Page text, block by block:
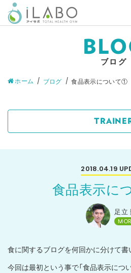
ブログ
ホーム ブログ 食品表示について①
2018.04.19
食品表示に
足立
食に関するブログを何回かに分けて書
今回は最初という事で「食品表示につ